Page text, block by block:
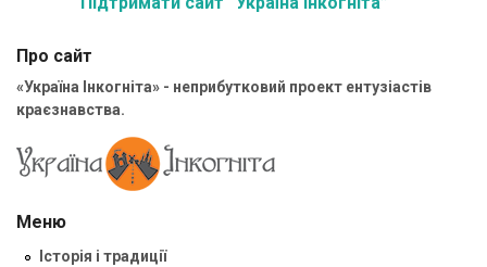
Про сайт
«Україна Інкогніта» - неприбутковий проект ентузіастів
краєзнавства.
Меню
Історія і традиції